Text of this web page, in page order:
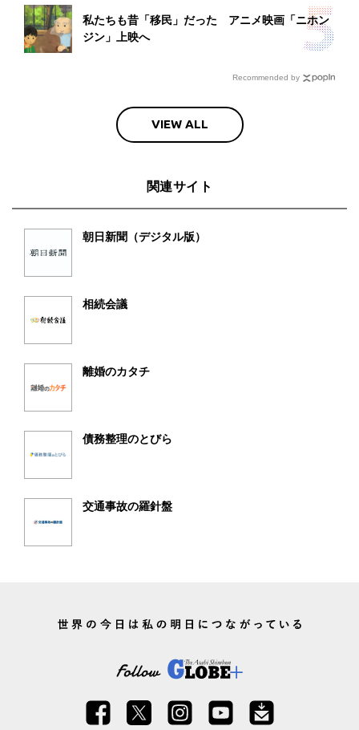
私たちも昔「移民」だった アニメ映画「ニホン
ジン」上映へ
Recommended by
VIEW ALL
関連サイト
朝日新聞（デジタル版）
相続会議
離婚のカタチ
債務整理のとびら
交通事故の羅針盤